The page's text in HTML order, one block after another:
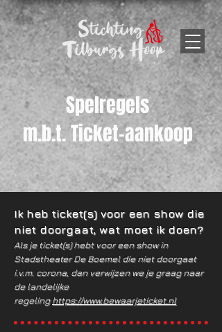
Spelregels
m.b.t. Ticket-aankoop
Ik heb ticket(s) voor een show die
niet doorgaat, wat moet ik doen?
Als je ticket(s) hebt voor een show in
Stadstheater De Boemel die niet doorgaat
i.v.m. corona, dan verwijzen we je graag naar
de landelijke
regelinghttps://www.bewaarjeticket.nl